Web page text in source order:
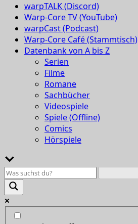
warpTALK (Discord)
Warp-Core TV (YouTube)
warpCast (Podcast)
Warp-Core Café (Stammtisch)
Datenbank von A bis Z
Serien
Filme
Romane
Sachbücher
Videospiele
Spiele (Offline)
Comics
Hörspiele